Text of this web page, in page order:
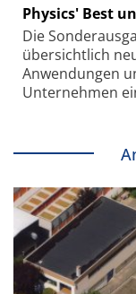
Physics' Best
Die
übersichtlich
Anwendungen
Unternehmen